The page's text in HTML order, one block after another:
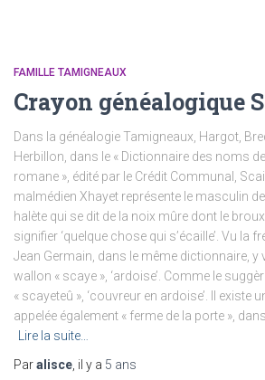
FAMILLE TAMIGNEAUX
Crayon généalogique
Dans la généalogie Tamigneaux, Hargot,
Herbillon, dans le « Dictionnaire des noms
romane », édité par le Crédit Communal,
malmédien Xhayet représente le masculin
halète qui se dit de la noix mûre dont le
signifier ‘quelque chose qui s’écaille’. Vu la
Jean Germain, dans le même dictionnaire, y
wallon « scaye », ‘ardoise’. Comme le
« scayeteû », ‘couvreur en ardoise’. Il existe
appelée également « ferme de la porte »,
Lire la suite…
Paralisce, il y a 5 ans